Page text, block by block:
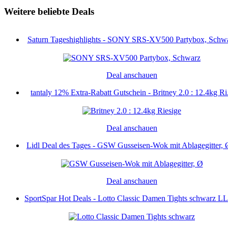
Weitere beliebte Deals
Saturn Tageshighlights - SONY SRS-XV500 Partybox,
Deal anschauen
tantaly 12% Extra-Rabatt Gutschein - Britney 2.0 : 12.4kg
Deal anschauen
Lidl Deal des Tages - GSW Gusseisen-Wok mit Ablagegitter,
Deal anschauen
SportSpar Hot Deals - Lotto Classic Damen Tights schwarz